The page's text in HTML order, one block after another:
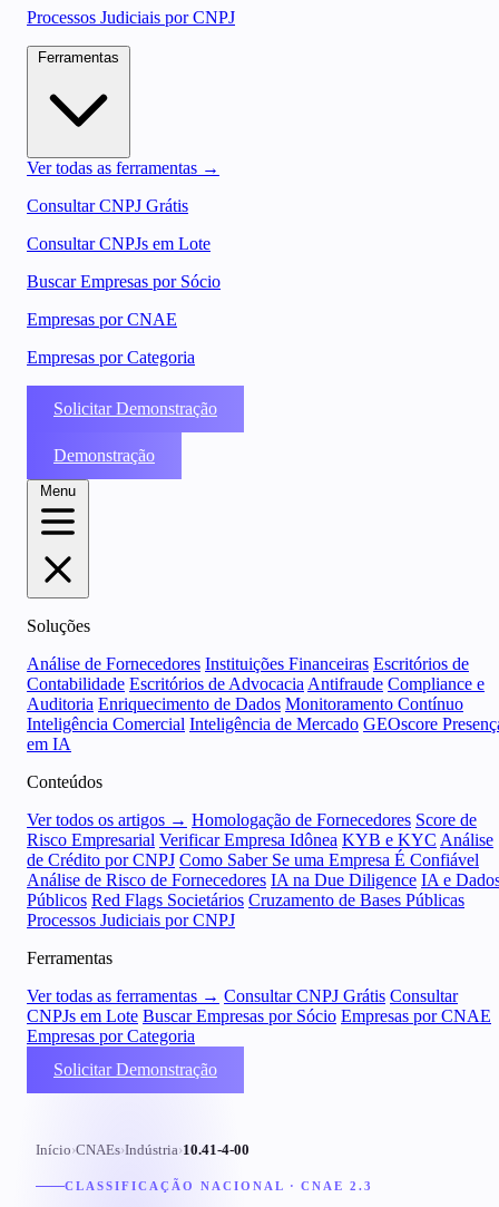
Processos Judiciais por CNPJ
Ver todas as ferramentas →
Consultar CNPJ Grátis
Consultar CNPJs em Lote
Buscar Empresas por Sócio
Empresas por CNAE
Empresas por Categoria
Solicitar Demonstração
Demonstração
Menu
Soluções
Análise de Fornecedores Instituições Financeiras Escritórios de
Contabilidade Escritórios de Advocacia Antifraude Compliance e
Auditoria Enriquecimento de Dados Monitoramento Contínuo
Inteligência Comercial Inteligência de Mercado GEOscore
em IA
Conteúdos
Ver todos os artigos → Homologação de Fornecedores Score de
Risco Empresarial Verificar Empresa Idônea KYB e KYC Análise
de Crédito por CNPJ Como Saber Se uma Empresa É Confiável
Análise de Risco de Fornecedores IA na Due Diligence IA e
Públicos Red Flags Societários Cruzamento de Bases Públicas
Processos Judiciais por CNPJ
Ferramentas
Ver todas as ferramentas → Consultar CNPJ Grátis Consultar
CNPJs em Lote Buscar Empresas por Sócio Empresas por CNAE
Empresas por Categoria
Solicitar Demonstração
Início›CNAEs›Indústria›10.41-4-00
CLASSIFICAÇÃO NACIONAL · CNAE 2.3